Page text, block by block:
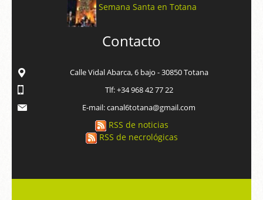
Semana Santa en Totana
Contacto
Calle Vidal Abarca, 6 bajo - 30850 Totana
Tlf: +34 968 42 77 22
E-mail: canal6totana@gmail.com
RSS de noticias
RSS de necrológicas